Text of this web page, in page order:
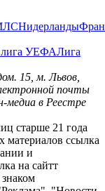
Нидерланды
УЕФАЛига
15, м. Львов,
почты
медиа в Реестре
старше 21 года
ссылка
и
на сайтт